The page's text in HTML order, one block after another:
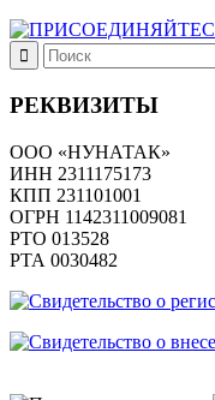
РЕКВИЗИТЫ
ООО «НУНАТАК»
ИНН 2311175173
КПП 231101001
ОГРН 1142311009081
PTO 013528
РТА 0030482